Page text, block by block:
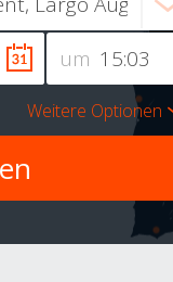
um
Weitere Optionen